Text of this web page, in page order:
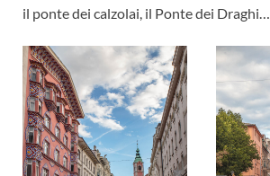
il ponte dei calzolai, il Ponte dei Draghi…